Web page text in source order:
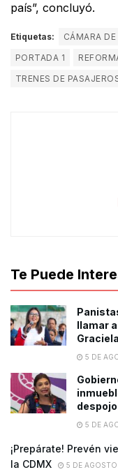
país”, concluyó.
Etiquetas: CÁMARA
PORTADA 1
TRENES DE
Te Puede
llamar
5 DE
despojo
5 DE
¡Prepárate! Prevén
la CDMX
5 DE